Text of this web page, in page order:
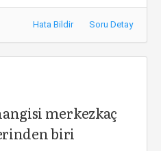
Hata Bildir Soru Detay
merkezkaç
biri